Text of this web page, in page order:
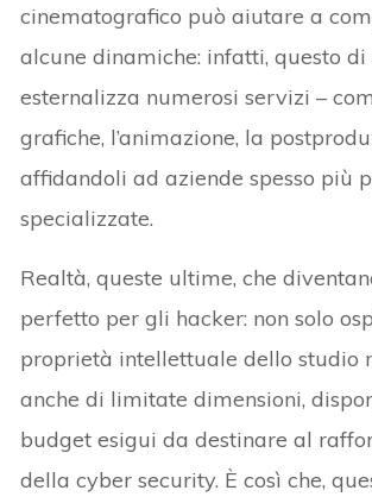
cinematografico può aiutare a
alcune dinamiche: infatti, questo di
esternalizza numerosi servizi –
grafiche, l’animazione, la
affidandoli ad aziende spesso più
specializzate.
Realtà, queste ultime, che
perfetto per gli hacker: non solo
proprietà intellettuale dello studio
anche di limitate dimensioni,
budget esigui da destinare al
della cyber security. È così che,